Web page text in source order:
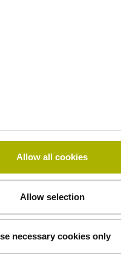
Allow all cookies
Allow selection
necessary cookies only
voor
windturbines, kranen,
blootgesteld.